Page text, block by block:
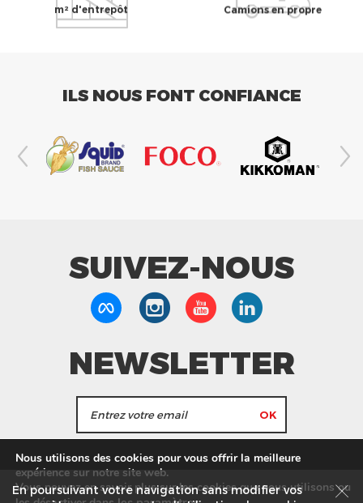
m² d'entrepôt Camions en propre
ILS NOUS FONT CONFIANCE
SUIVEZ-NOUS
NEWSLETTER
J'accepte de recevoir les actualités et les
informations de Tang Frères.
En poursuivant votre navigation sans modifier vos
Nous utilisons des cookies pour vous offrir la meilleure
expérience sur notre site web.
Vous pouvez en savoir plus sur les cookies que nous utilisons ou